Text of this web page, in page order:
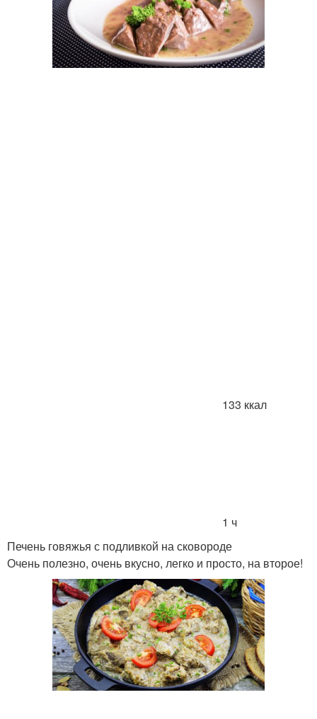
133 ккал
1 ч
Печень говяжья с подливкой на сковороде
Очень полезно, очень вкусно, легко и просто, на второе!